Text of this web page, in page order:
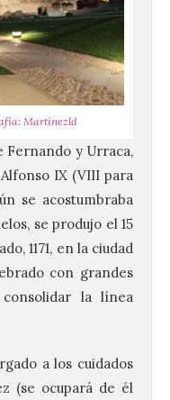
Martínezld
y Urraca,
IX (VIII para
se acostumbraba
se produjo el 15
1171, en la ciudad
con grandes
la línea
a los cuidados
(se ocupará de él